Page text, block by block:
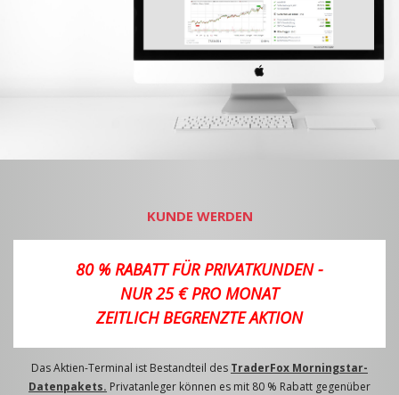
KUNDE WERDEN
80 % RABATT FÜR PRIVATKUNDEN -
NUR 25 € PRO MONAT
ZEITLICH BEGRENZTE AKTION
Das Aktien-Terminal ist Bestandteil des TraderFox Morningstar-
Datenpakets. Privatanleger können es mit 80 % Rabatt gegenüber